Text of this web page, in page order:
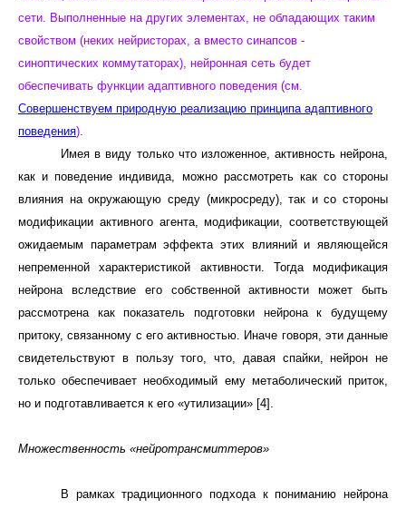
сети. Выполненные на других элементах, не обладающих таким
свойством (неких нейристорах, а вместо синапсов -
синоптических коммутаторах), нейронная сеть будет
обеспечивать функции адаптивного поведения (см.
Совершенствуем природную реализацию принципа адаптивного
поведения).
Имея в виду только что изложенное, активность нейрона,
как и поведение индивида, можно рассмотреть как со стороны
влияния на окружающую среду (микросреду), так и со стороны
модификации активного агента, модификации, соответствующей
ожидаемым параметрам эффекта этих влияний и являющейся
непременной характеристикой активности. Тогда модификация
нейрона вследствие его собственной активности может быть
рассмотрена как показатель подготовки нейрона к будущему
притоку, связанному с его активностью. Иначе говоря, эти данные
свидетельствуют в пользу того, что, давая спайки, нейрон не
только обеспечивает необходимый ему метаболический приток,
но и подготавливается к его «утилизации» [4].
Множественность «нейротрансмиттеров»
В рамках традиционного подхода к пониманию нейрона